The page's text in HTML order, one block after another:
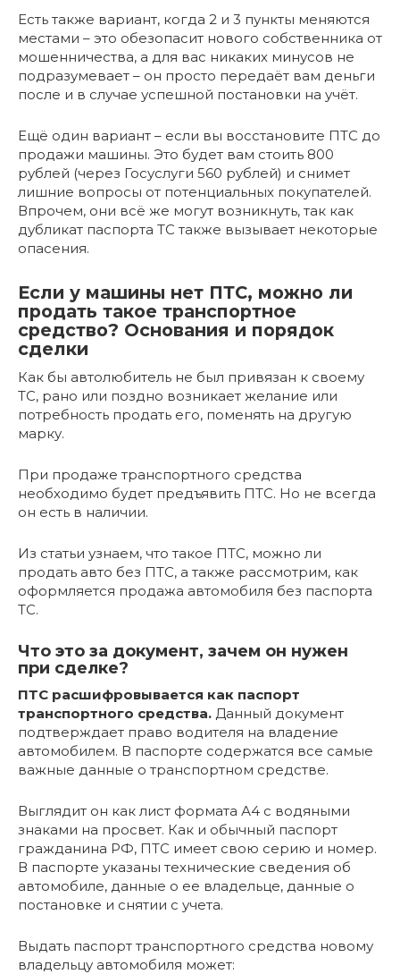
Есть также вариант, когда 2 и 3 пункты меняются
местами – это обезопасит нового собственника от
мошенничества, а для вас никаких минусов не
подразумевает – он просто передаёт вам деньги
после и в случае успешной постановки на учёт.
Ещё один вариант – если вы восстановите ПТС до
продажи машины. Это будет вам стоить 800
рублей (через Госуслуги 560 рублей) и снимет
лишние вопросы от потенциальных покупателей.
Впрочем, они всё же могут возникнуть, так как
дубликат паспорта ТС также вызывает некоторые
опасения.
Если у машины нет ПТС, можно ли
продать такое транспортное
средство? Основания и порядок
сделки
Как бы автолюбитель не был привязан к своему
ТС, рано или поздно возникает желание или
потребность продать его, поменять на другую
марку.
При продаже транспортного средства
необходимо будет предъявить ПТС. Но не всегда
он есть в наличии.
Из статьи узнаем, что такое ПТС, можно ли
продать авто без ПТС, а также рассмотрим, как
оформляется продажа автомобиля без паспорта
ТС.
Что это за документ, зачем он нужен
при сделке?
ПТС расшифровывается как паспорт
транспортного средства. Данный документ
подтверждает право водителя на владение
автомобилем. В паспорте содержатся все самые
важные данные о транспортном средстве.
Выглядит он как лист формата А4 с водяными
знаками на просвет. Как и обычный паспорт
гражданина РФ, ПТС имеет свою серию и номер.
В паспорте указаны технические сведения об
автомобиле, данные о ее владельце, данные о
постановке и снятии с учета.
Выдать паспорт транспортного средства новому
владельцу автомобиля может: